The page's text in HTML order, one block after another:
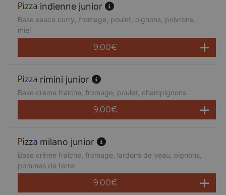
indienne junior
Base sauce curry, fromage, poulet, oignons, poivrons,
miel
9.00€
rimini junior
Base crème fraîche, fromage, poulet, champignons
9.00€
milano junior
Base crème fraîche, fromage, lardons de veau, oignons,
pommes de terre
9.00€